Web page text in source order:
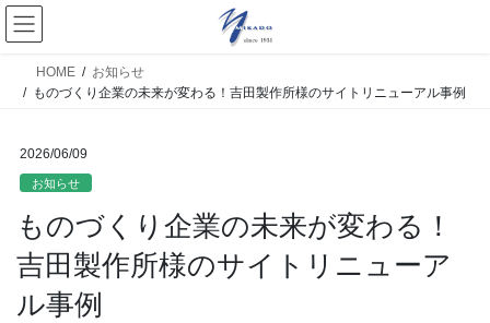
HOME
お知らせ
ものづくり企業の未来が変わる！吉田製作所様のサイトリニューアル事例
2026/06/09
お知らせ
ものづくり企業の未来が変わる！
吉田製作所様のサイトリニューア
ル事例